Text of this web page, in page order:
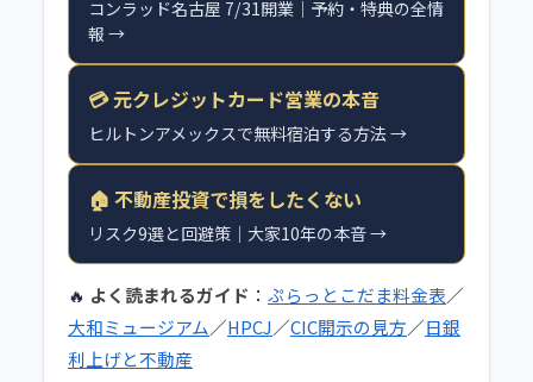
コンラッド名古屋 7/31開業｜予約・特典の全情
報 →
💳 元クレジットカード営業の本音
ヒルトンアメックスで無料宿泊する方法 →
🏠 不動産投資で損をしたくない
リスク9選と回避策｜大家10年の本音 →
🔥 よく読まれるガイド ： ぷらっとこだま料金表／
大和ミュージアム／HPCJ／CIC開示の見方／日銀
利上げと不動産